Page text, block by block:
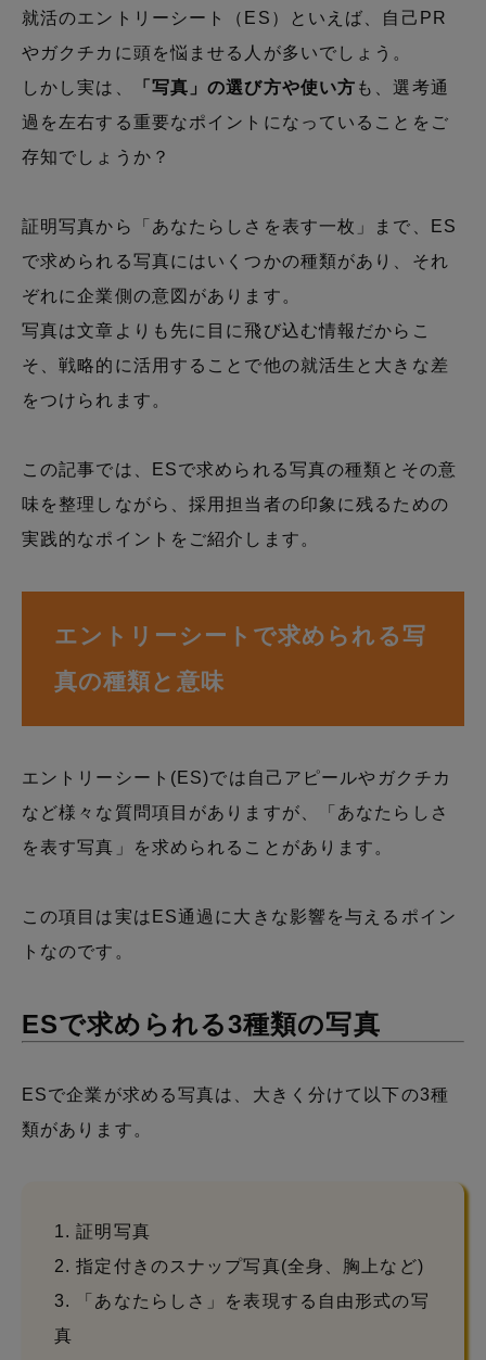
就活のエントリーシート（ES）といえば、自己PR
やガクチカに頭を悩ませる人が多いでしょう。
しかし実は、
「写真」の選び方や使い方 も、選考通
過を左右する重要なポイントになっていることをご
存知でしょうか？
証明写真から「あなたらしさを表す一枚」まで、ES
で求められる写真にはいくつかの種類があり、それ
ぞれに企業側の意図があります。
写真は文章よりも先に目に飛び込む情報だからこ
そ、戦略的に活用することで他の就活生と大きな差
をつけられます。
この記事では、ESで求められる写真の種類とその意
味を整理しながら、採用担当者の印象に残るための
実践的なポイントをご紹介します。
エントリーシートで求められる写
真の種類と意味
エントリーシート(ES)では自己アピールやガクチカ
など様々な質問項目がありますが、「あなたらしさ
を表す写真」を求められることがあります。
この項目は実はES通過に大きな影響を与えるポイン
トなのです。
ESで求められる3種類の写真
ESで企業が求める写真は、大きく分けて以下の3種
類があります。
1. 証明写真
2. 指定付きのスナップ写真(全身、胸上など)
3. 「あなたらしさ」を表現する自由形式の写
真